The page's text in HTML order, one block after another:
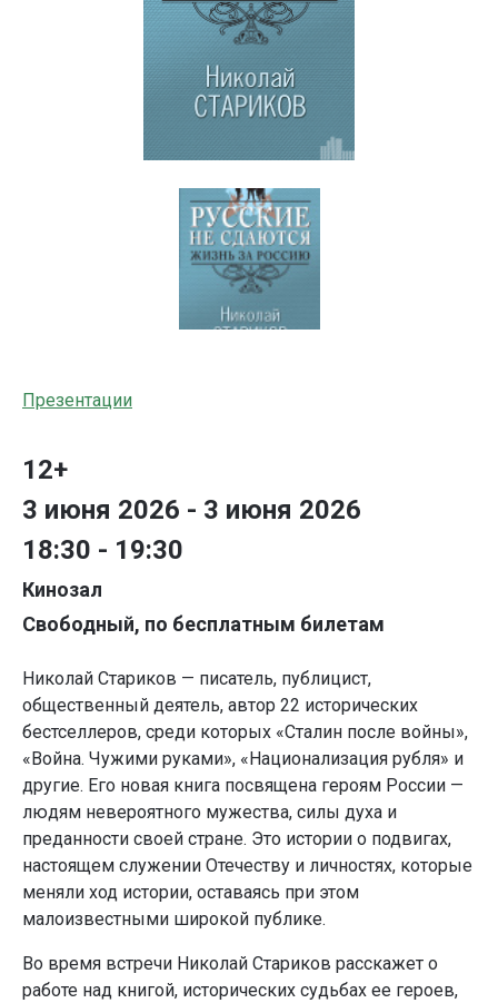
Презентации
12+
3 июня 2026 - 3 июня 2026
18:30 - 19:30
Кинозал
Свободный, по бесплатным билетам
Николай Стариков — писатель, публицист,
общественный деятель, автор 22 исторических
бестселлеров, среди которых «Сталин после войны»,
«Война. Чужими руками», «Национализация рубля» и
другие. Его новая книга посвящена героям России —
людям невероятного мужества, силы духа и
преданности своей стране. Это истории о подвигах,
настоящем служении Отечеству и личностях, которые
меняли ход истории, оставаясь при этом
малоизвестными широкой публике.
Во время встречи Николай Стариков расскажет о
работе над книгой, исторических судьбах ее героев,